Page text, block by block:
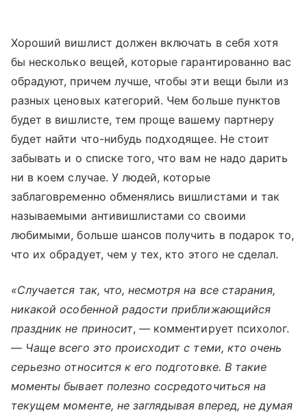
Хороший вишлист должен включать в себя хотя
бы несколько вещей, которые гарантированно вас
обрадуют, причем лучше, чтобы эти вещи были из
разных ценовых категорий. Чем больше пунктов
будет в вишлисте, тем проще вашему партнеру
будет найти что-нибудь подходящее. Не стоит
забывать и о списке того, что вам не надо дарить
ни в коем случае. У людей, которые
заблаговременно обменялись вишлистами и так
называемыми антивишлистами со своими
любимыми, больше шансов получить в подарок то,
что их обрадует, чем у тех, кто этого не сделал.
«Случается так, что, несмотря на все старания,
никакой особенной радости приближающийся
праздник не приносит, — комментирует психолог.
— Чаще всего это происходит с теми, кто очень
серьезно относится к его подготовке. В такие
моменты бывает полезно сосредоточиться на
текущем моменте, не заглядывая вперед, не думая